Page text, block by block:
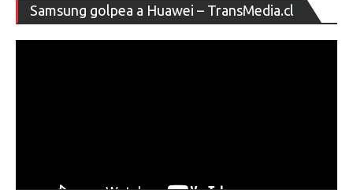
Samsung golpea a Huawei – TransMedia.cl
de